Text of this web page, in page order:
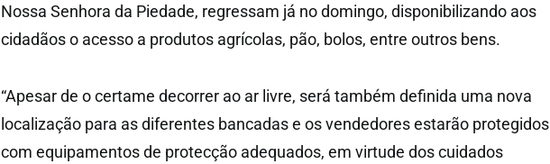
Nossa Senhora da Piedade, regressam já no domingo, disponibilizando aos
cidadãos o acesso a produtos agrícolas, pão, bolos, entre outros bens.
“Apesar de o certame decorrer ao ar livre, será também definida uma nova
localização para as diferentes bancadas e os vendedores estarão protegidos
com equipamentos de protecção adequados, em virtude dos cuidados